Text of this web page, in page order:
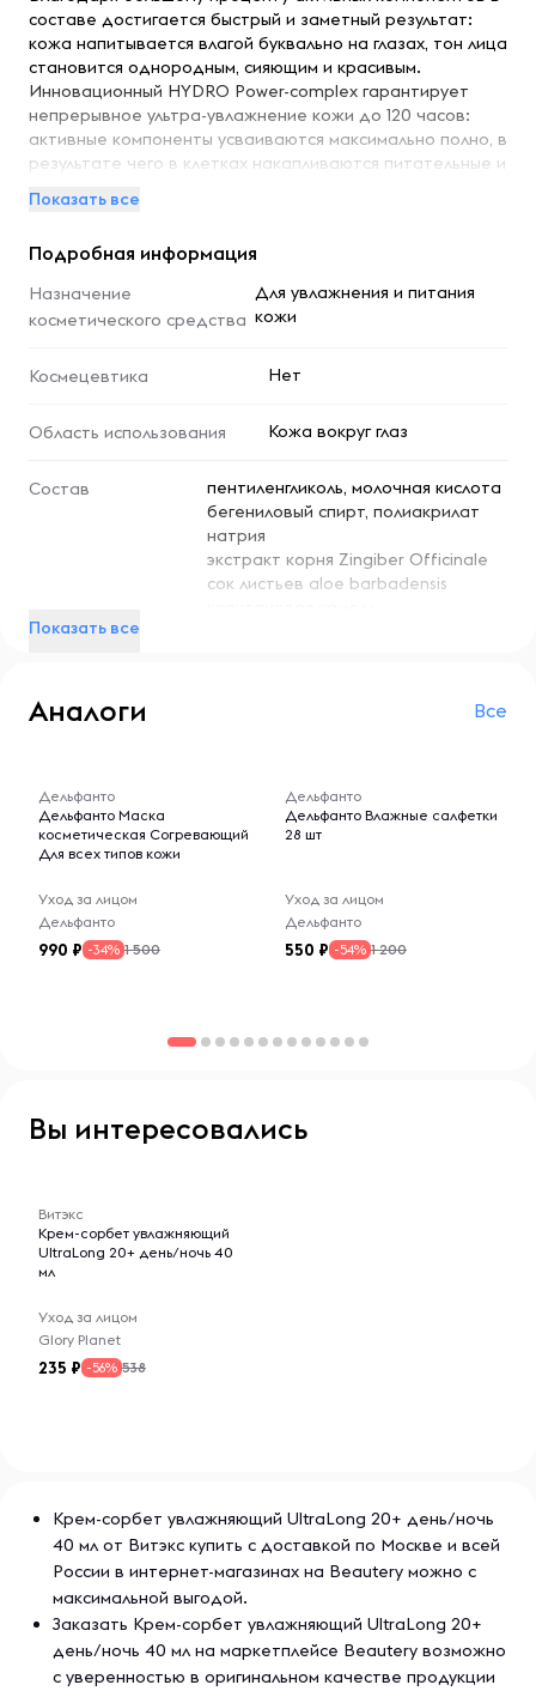
составе достигается быстрый и заметный результат:
кожа напитывается влагой буквально на глазах, тон лица
становится однородным, сияющим и красивым.
Инновационный HYDRO Power-complex гарантирует
непрерывное ультра-увлажнение кожи до 120 часов:
активные компоненты усваиваются максимально полно, в
результате чего в клетках накапливаются питательные и
влаги на разных уровнях эпидермиса, улучшаются
цветок и комбуча совершенствуют цвет лица,
тонизируют кожу, придают чистое нежное сияние.
Морской виноград, масла амлы и абрикоса
обеспечивают клеткам полноценное питание,
дарят шелковистую гладкость и нежность. Эффект
нанесения крема кожа становится увлажненной,
цвет лица, выравнивается тон кожи. Способ
применения: Утром и/или вечером нанесите на
очищенную кожу. На наиболее сухие участки можно
нанести крем повторно. Вы можете выбрать комплект с
необходимым количеством средств внутри карточки.
Пожалуйста, не стесняйтесь оставлять отзывы! Мы
Показать все
Подробная информация
Назначение
косметического средства
Для увлажнения и питания
кожи
Космецевтика Нет
Область использования Кожа вокруг глаз
Состав
пентиленгликоль, молочная кислота
бегениловый спирт, полиакрилат
натрия
экстракт корня Zingiber Officinale
сок листьев aloe barbadensis
масло косточек Prunus Armeniaca
цетеариловый спирт
Показать все
Аналоги Все
Дельфанто
Дельфанто Маска
косметическая Согревающий
Для всех типов кожи
Уход за лицом
Дельфанто
990 -34% 1 500
Дельфанто
Дельфанто Влажные салфетки
28 шт
Уход за лицом
Дельфанто
550 -54% 1 200
Вы интересовались
Витэкс
Крем-сорбет увлажняющий
UltraLong 20+ день/ночь 40
мл
Уход за лицом
Glory Planet
235 -56% 538
Крем-сорбет увлажняющий UltraLong 20+ день/ночь
40 мл от Витэкс купить с доставкой по Москве и всей
России в интернет-магазинах на Beautery можно с
максимальной выгодой.
Заказать Крем-сорбет увлажняющий UltraLong 20+
день/ночь 40 мл на маркетплейсе Beautery возможно
с уверенностью в оригинальном качестве продукции